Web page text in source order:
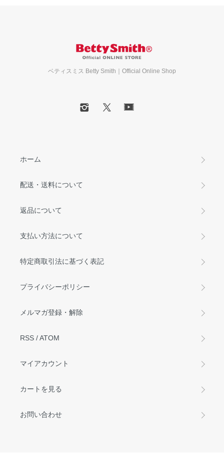
ベティスミス Betty Smith｜Official Online Shop
ホーム
配送・送料について
返品について
支払い方法について
特定商取引法に基づく表記
プライバシーポリシー
メルマガ登録・解除
RSS /ATOM
マイアカウント
カートを見る
お問い合わせ